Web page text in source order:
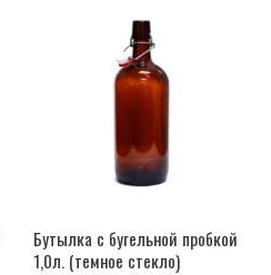
Бутылка с бугельной пробкой
1,0л. (темное стекло)